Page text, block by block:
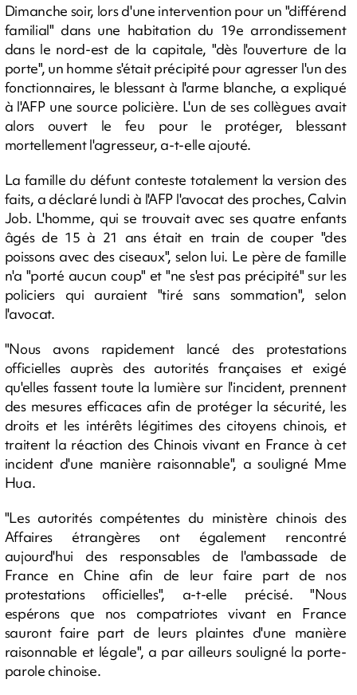
Dimanche soir, lors d'une intervention pour un "différend
familial" dans une habitation du 19e arrondissement
dans le nord-est de la capitale, "dès l'ouverture de la
porte", un homme s'était précipité pour agresser l'un des
fonctionnaires, le blessant à l'arme blanche, a expliqué
à l'AFP une source policière. L'un de ses collègues avait
alors ouvert le feu pour le protéger, blessant
mortellement l'agresseur, a-t-elle ajouté.
La famille du défunt conteste totalement la version des
faits, a déclaré lundi à l'AFP l'avocat des proches, Calvin
Job. L'homme, qui se trouvait avec ses quatre enfants
âgés de 15 à 21 ans était en train de couper "des
poissons avec des ciseaux", selon lui. Le père de famille
n'a "porté aucun coup" et "ne s'est pas précipité" sur les
policiers qui auraient "tiré sans sommation", selon
l'avocat.
"Nous avons rapidement lancé des protestations
officielles auprès des autorités françaises et exigé
qu'elles fassent toute la lumière sur l'incident, prennent
des mesures efficaces afin de protéger la sécurité, les
droits et les intérêts légitimes des citoyens chinois, et
traitent la réaction des Chinois vivant en France à cet
incident d'une manière raisonnable", a souligné Mme
Hua.
"Les autorités compétentes du ministère chinois des
Affaires étrangères ont également rencontré
aujourd'hui des responsables de l'ambassade de
France en Chine afin de leur faire part de nos
protestations officielles", a-t-elle précisé. "Nous
espérons que nos compatriotes vivant en France
sauront faire part de leurs plaintes d'une manière
raisonnable et légale", a par ailleurs souligné la porte-
parole chinoise.